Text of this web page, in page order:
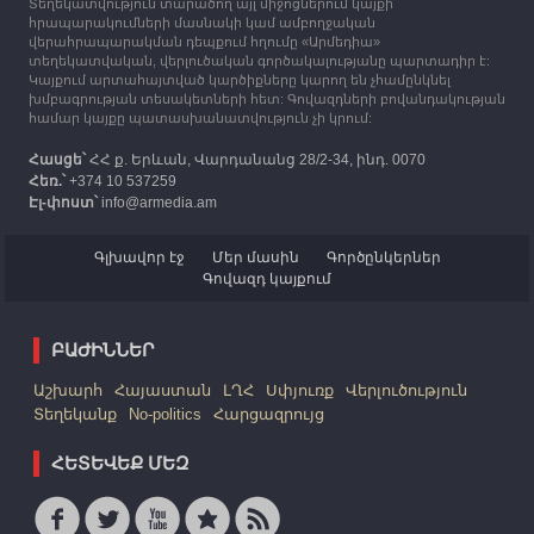
12:25 30.09.2023
Հայաստան է ժամանել բռնի տեղահանված 100
հազար 417 արցախցի
Տեղեկատվություն տարածող այլ միջոցներում կայքի
հրապարակումների մասնակի կամ ամբողջական
վերահրապարակման դեպքում հղումը «Արմեդիա»
տեղեկատվական, վերլուծական գործակալությանը պարտադիր է:
Կայքում արտահայտված կարծիքները կարող են չհամընկնել
խմբագրության տեսակետների հետ: Գովազդների բովանդակության
համար կայքը պատասխանատվություն չի կրում:
Հասցե՝ՀՀ ք. Երևան, Վարդանանց 28/2-34, ինդ. 0070
Հեռ.՝+374 10 537259
Էլ-փոստ՝info@armedia.am
Գլխավոր էջ Մեր մասին
Գործընկերներ
Գովազդ կայքում
ԲԱԺԻՆՆԵՐ
Աշխարհ Հայաստան ԼՂՀ Սփյուռք
Վերլուծություն
Տեղեկանք
No-politics Հարցազրույց
ՀԵՏԵՎԵՔ ՄԵԶ